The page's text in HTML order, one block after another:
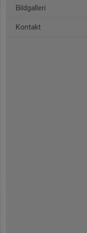
Bildgalleri
Kontakt